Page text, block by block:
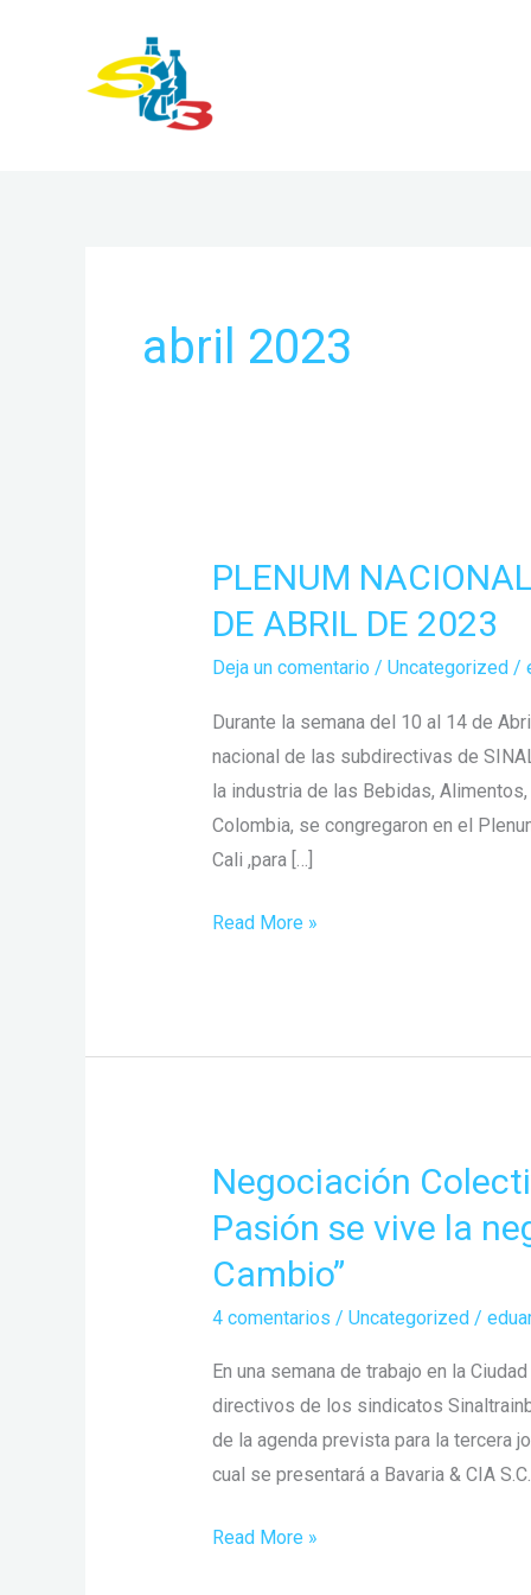
abril 2023
PLENUM
DE ABRIL DE 2023
Deja un comentario / Uncategorized /
Durante la semana del 10 al 14 de
nacional de las subdirectivas de
la industria de las Bebidas,
Colombia, se congregaron en el
Cali ,para […]
PLENUM
SINALTRAINBEC
11
Read More »
Negociación
Pasión se vive la
Cambio”
4 comentarios / Uncategorized /
En una semana de trabajo en la
directivos de los sindicatos
de la agenda prevista para la tercera
cual se presentará a Bavaria & CIA
Negociación
Bavaria
2023
:
Pasión
se
vive
la
Read More »